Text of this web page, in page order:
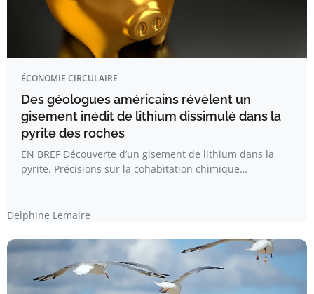
ÉCONOMIE CIRCULAIRE
Des géologues américains révèlent un
gisement inédit de lithium dissimulé dans la
pyrite des roches
EN BREF Découverte d’un gisement de lithium dans la
pyrite. Précisions sur la cohabitation chimique…
Delphine Lemaire